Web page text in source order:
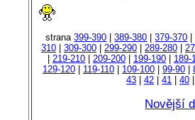
strana399-390 |389-380 |379-370
310
309-300 299-290 289-280
219-210 209-200 199-190
189-
129-120
119-110 109-100 99-90
43
42 41 40
Novější